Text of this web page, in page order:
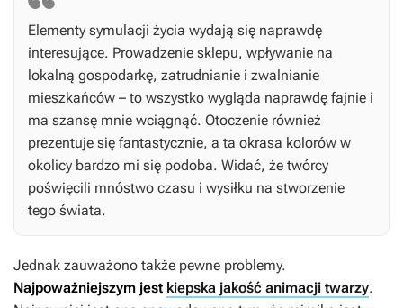
Elementy symulacji życia wydają się naprawdę
interesujące. Prowadzenie sklepu, wpływanie na
lokalną gospodarkę, zatrudnianie i zwalnianie
mieszkańców – to wszystko wygląda naprawdę fajnie i
ma szansę mnie wciągnąć. Otoczenie również
prezentuje się fantastycznie, a ta okrasa kolorów w
okolicy bardzo mi się podoba. Widać, że twórcy
poświęcili mnóstwo czasu i wysiłku na stworzenie
tego świata.
Jednak zauważono także pewne problemy.
Najpoważniejszym jest kiepska jakość animacji twarzy.